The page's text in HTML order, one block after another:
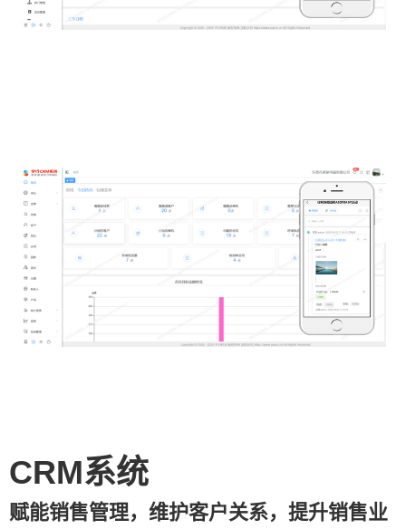
CRM系统
赋能销售管理，维护客户关系，提升销售业